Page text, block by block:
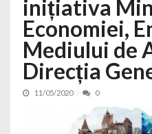
inițiativa
Economiei,
Mediului de
Direcția
11/05/2020 0